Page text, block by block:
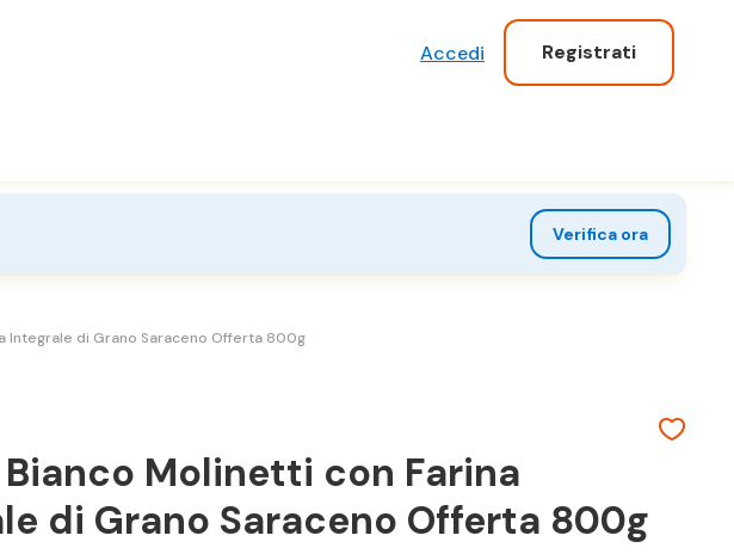
Accedi Registrati
Verifica ora
Integrale di Grano Saraceno Offerta 800g
Molinetti con Farina
di Grano Saraceno Offerta 800g